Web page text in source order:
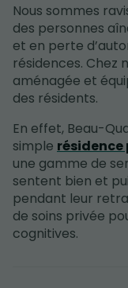
Nous sommes
des personnes
et en perte
résidences. Chez
aménagée et
des résidents.
En effet, Beau-
simple résidence
une gamme de
sentent bien et
pendant leur
de soins privée
cognitives.